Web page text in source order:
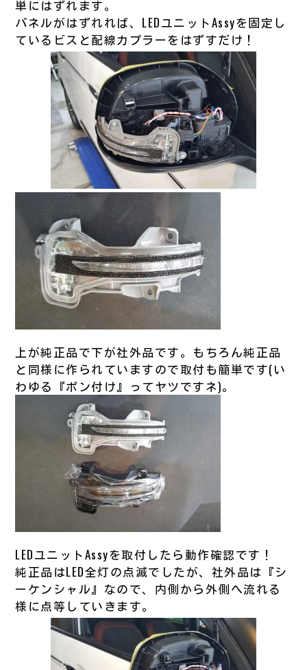
単にはずれます。
パネルがはずれれば、LEDユニットAssyを固定し
ているビスと配線カプラーをはずすだけ！
上が純正品で下が社外品です。もちろん純正品
と同様に作られていますので取付も簡単です(い
わゆる『ポン付け』ってヤツですネ)。
LEDユニットAssyを取付したら動作確認です！
純正品はLED全灯の点滅でしたが、社外品は『シ
ーケンシャル』なので、内側から外側へ流れる
様に点等していきます。